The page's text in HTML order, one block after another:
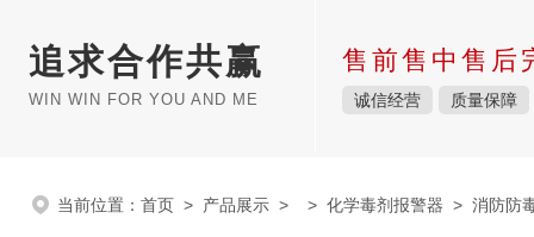
追求合作共赢
WIN WIN FOR YOU AND ME
售前售中售后
诚信经营 质量保障
当前位置： 首页 > 产品展示 > > 化学毒剂报警器 > 消防防